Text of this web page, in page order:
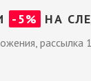
-5% НА
рассылка